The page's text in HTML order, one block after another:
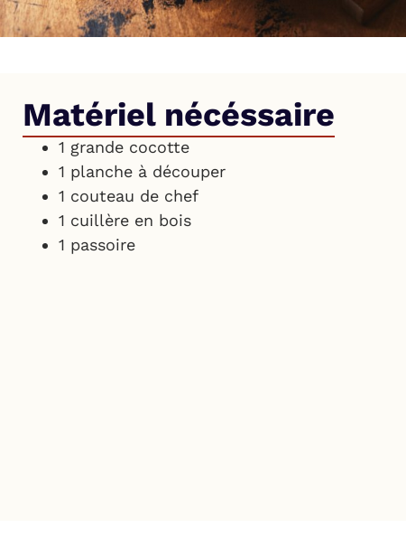
Matériel nécéssaire
1 grande cocotte
1 planche à découper
1 couteau de chef
1 cuillère en bois
1 passoire